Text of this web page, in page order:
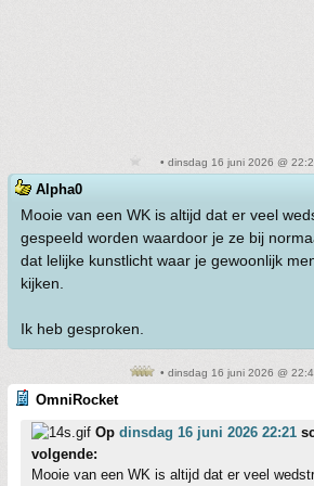
• dinsdag 16 juni 2026 @
Alpha0
Mooie van een WK is altijd dat er veel
gespeeld worden waardoor je ze bij
dat lelijke kunstlicht waar je gewoonlijk
kijken.
Ik heb gesproken.
• dinsdag 16 juni 2026 @
OmniRocket
Op dinsdag 16 juni 2026 22:21
volgende:
Mooie van een WK is altijd dat er veel